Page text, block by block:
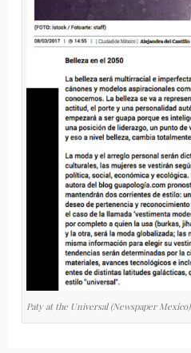
Paty at the Universal (Newspaper Mexico)